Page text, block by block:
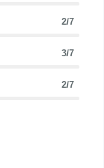
2/7
3/7
2/7